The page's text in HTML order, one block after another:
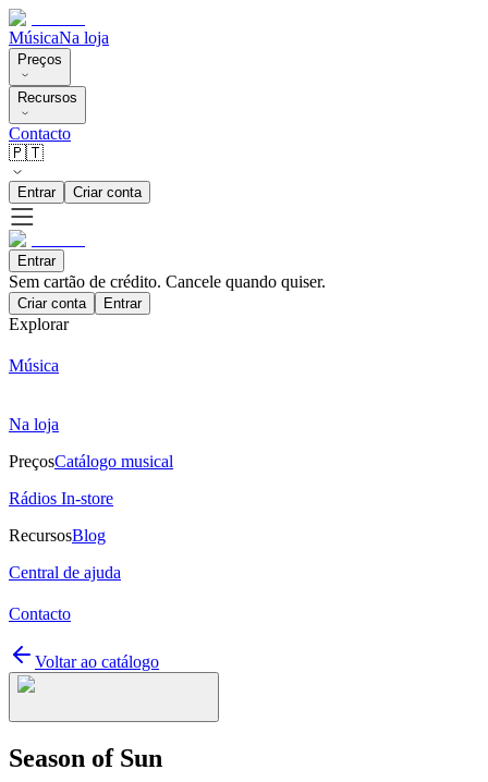
MúsicaNa loja
Preços
Recursos
Contacto
🇵🇹
Entrar Criar conta
Entrar
Sem cartão de crédito. Cancele quando quiser.
Criar conta Entrar
Explorar
Música
Na loja
PreçosCatálogo musical
Rádios In-store
RecursosBlog
Central de ajuda
Contacto
Voltar ao catálogo
Season of Sun